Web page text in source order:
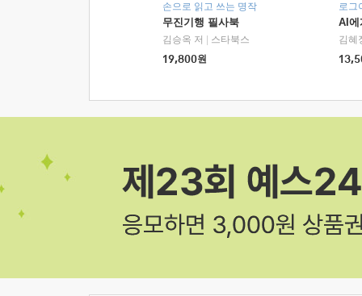
손으로 읽고 쓰는 명작
무진기행 필사북
김승옥 저
스타북스
19,800원
로그
AI에
김혜